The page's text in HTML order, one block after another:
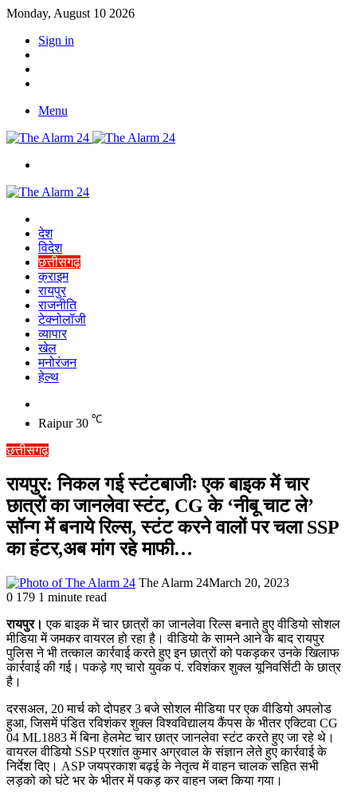
Monday, August 10 2026
Sign in
Menu
देश
विदेश
छत्तीसगढ़
क्राइम
रायपुर
राजनीति
टेक्नोलॉजी
व्यापार
खेल
मनोरंजन
हेल्थ
skin
Raipur 30 ℃
छत्तीसगढ़
रायपुर: निकल गई स्टंटबाजीः एक बाइक में चार
छात्रों का जानलेवा स्टंट, CG के ‘नीबू चाट ले’
सॉन्ग में बनाये रिल्स, स्टंट करने वालों पर चला SSP
का हंटर,अब मांग रहे माफी…
The Alarm 24March 20, 2023
0 179 1 minute read
रायपुर। एक बाइक में चार छात्रों का जानलेवा रिल्स बनाते हुए वीडियो सोशल
मीडिया में जमकर वायरल हो रहा है। वीडियो के सामने आने के बाद रायपुर
पुलिस ने भी तत्काल कार्रवाई करते हुए इन छात्रों को पकड़कर उनके खिलाफ
कार्रवाई की गई। पकड़े गए चारो युवक पं. रविशंकर शुक्ल यूनिवर्सिटी के छात्र
है।
दरसअल, 20 मार्च को दोपहर 3 बजे सोशल मीडिया पर एक वीडियो अपलोड
हुआ, जिसमें पंडित रविशंकर शुक्ल विश्वविद्यालय कैंपस के भीतर एक्टिवा CG
04 ML1883 में बिना हेलमेट चार छात्र जानलेवा स्टंट करते हुए जा रहे थे।
वायरल वीडियो SSP प्रशांत कुमार अग्रवाल के संज्ञान लेते हुए कार्रवाई के
निर्देश दिए। ASP जयप्रकाश बढ़ई के नेतृत्व में वाहन चालक सहित सभी
लड़को को घंटे भर के भीतर में पकड़ कर वाहन जब्त किया गया।